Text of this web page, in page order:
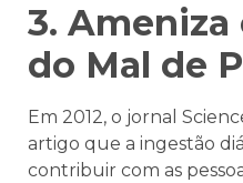
3.
do Mal de
Em 2012, o jornal
artigo que a ingestão
contribuir com as